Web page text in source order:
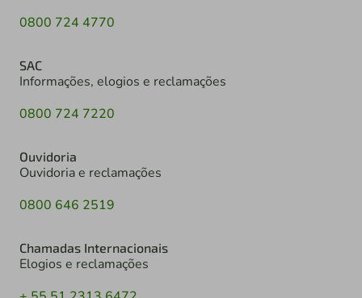
0800 724 4770
SAC
Informações, elogios e reclamações
0800 724 7220
Ouvidoria
Ouvidoria e reclamações
0800 646 2519
Chamadas Internacionais
Elogios e reclamações